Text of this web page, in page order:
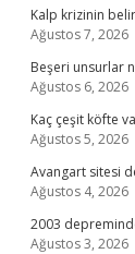
Kalp krizinin
Ağustos 7, 2026
Beşeri unsurlar
Ağustos 6, 2026
Kaç çeşit köfte
Ağustos 5, 2026
Avangart sitesi
Ağustos 4, 2026
2003
Ağustos 3, 2026